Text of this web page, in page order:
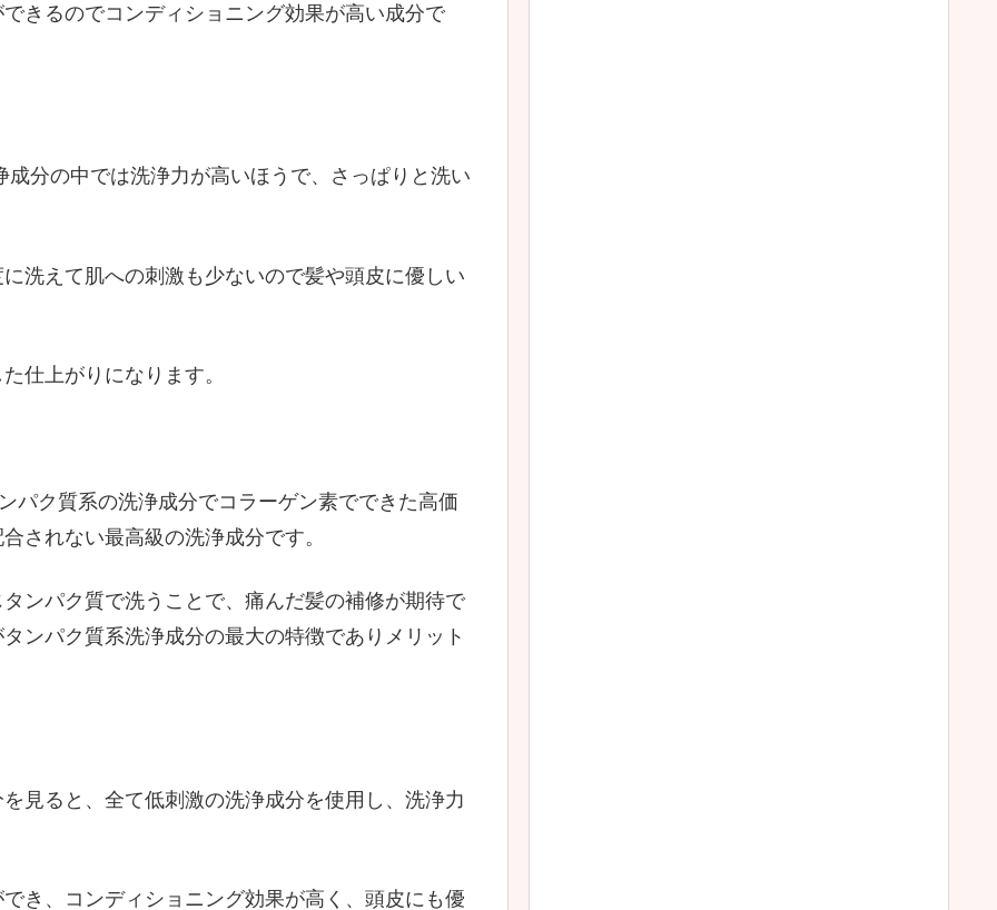
きるのでコンディショニング効果が高い成分で
分の中では洗浄力が高いほうで、さっぱりと洗い
洗えて肌への刺激も少ないので髪や頭皮に優しい
仕上がりになります。
パク質系の洗浄成分でコラーゲン素でできた高価
されない最高級の洗浄成分です。
ンパク質で洗うことで、痛んだ髪の補修が期待で
ンパク質系洗浄成分の最大の特徴でありメリット
見ると、全て低刺激の洗浄成分を使用し、洗浄力
き、コンディショニング効果が高く、頭皮にも優